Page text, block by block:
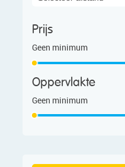
Prijs
Geen minimum
Oppervlakte
Geen minimum